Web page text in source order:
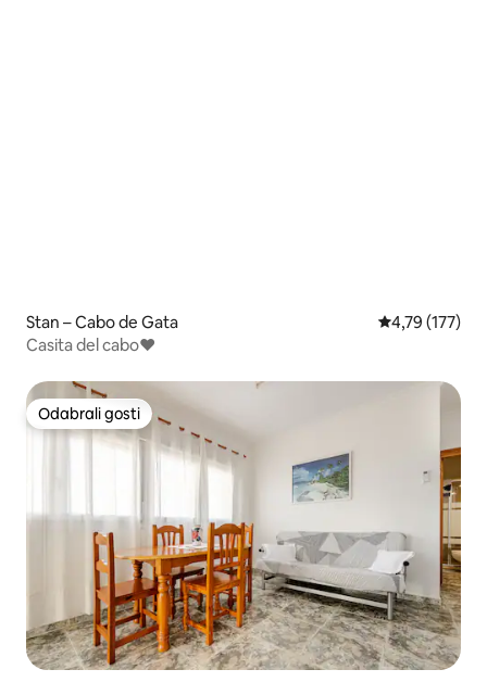
Stan – Cabo de Gata Prosječna
4,79 (177)
Casita del cabo❤
Odabrali gosti
Odabrali gosti